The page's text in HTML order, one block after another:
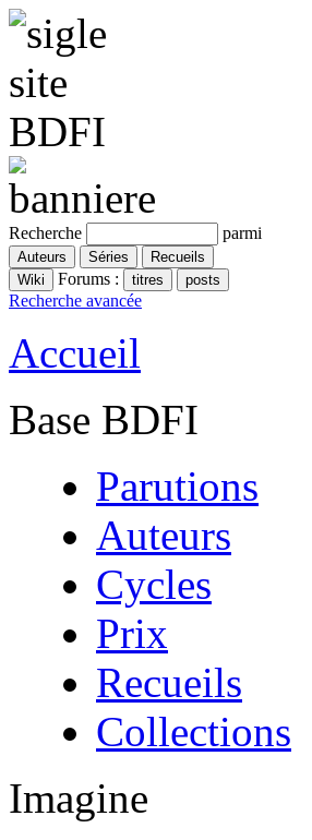
Recherche parmi
Forums :
Recherche avancée
Accueil
Base BDFI
Parutions
Auteurs
Cycles
Prix
Recueils
Collections
Imagine